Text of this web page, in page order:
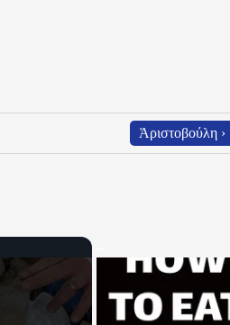
Ἀριστοβούλη ›